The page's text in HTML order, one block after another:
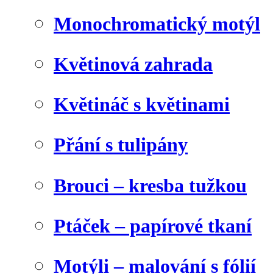
Monochromatický motýl
Květinová zahrada
Květináč s květinami
Přání s tulipány
Brouci – kresba tužkou
Ptáček – papírové tkaní
Motýli – malování s fólií